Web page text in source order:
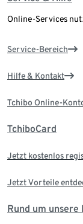
Online-Services
Service-Bereich
Hilfe & Kontakt
Tchibo Online-
TchiboCard
Jetzt kostenlos
Jetzt Vorteile
Rund um unsere